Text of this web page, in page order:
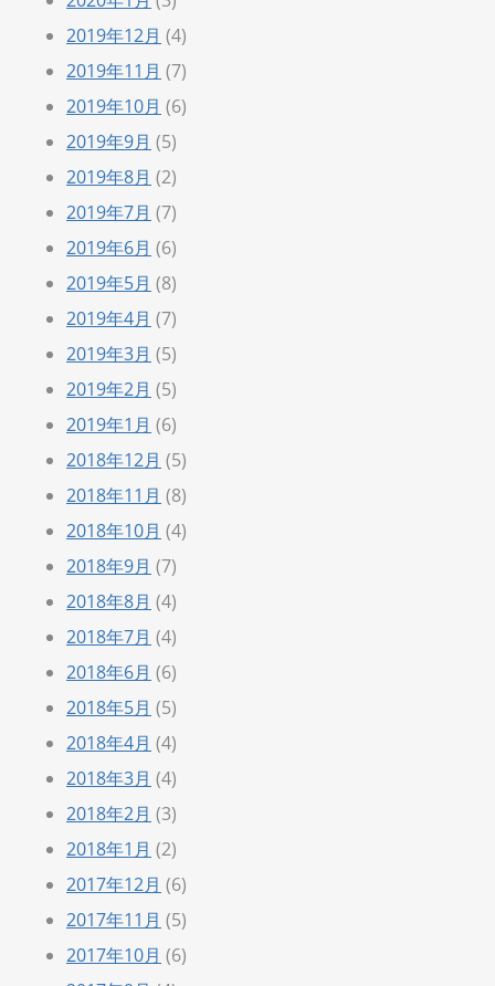
2019年12月 (4)
2019年11月 (7)
2019年10月 (6)
2019年9月 (5)
2019年8月 (2)
2019年7月 (7)
2019年6月 (6)
2019年5月 (8)
2019年4月 (7)
2019年3月 (5)
2019年2月 (5)
2019年1月 (6)
2018年12月 (5)
2018年11月 (8)
2018年10月 (4)
2018年9月 (7)
2018年8月 (4)
2018年7月 (4)
2018年6月 (6)
2018年5月 (5)
2018年4月 (4)
2018年3月 (4)
2018年2月 (3)
2018年1月 (2)
2017年12月 (6)
2017年11月 (5)
2017年10月 (6)